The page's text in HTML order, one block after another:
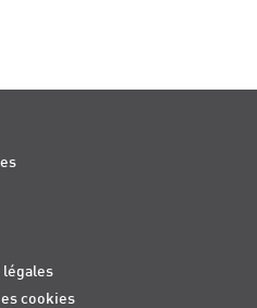
légales
cookies